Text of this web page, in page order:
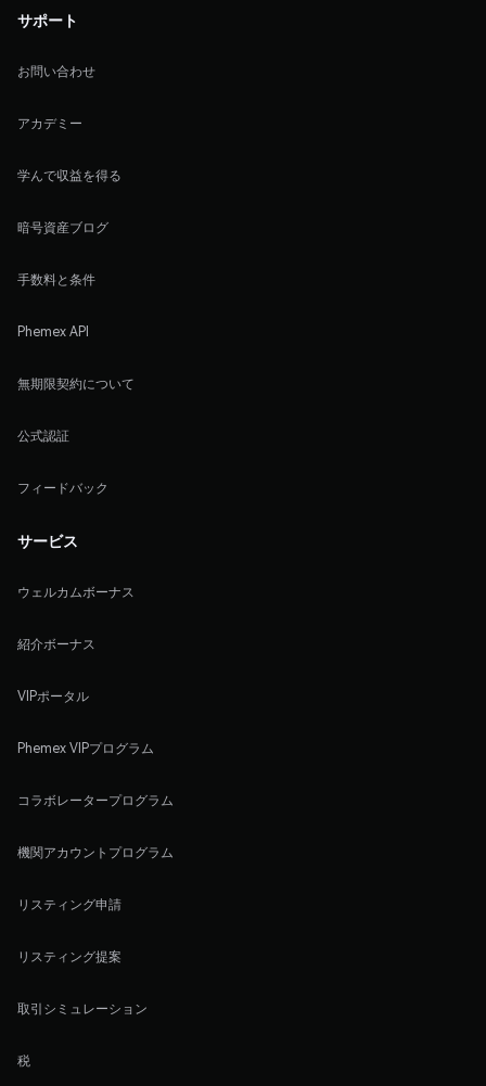
サポート
お問い合わせ
アカデミー
学んで収益を得る
暗号資産ブログ
手数料と条件
Phemex API
無期限契約について
公式認証
フィードバック
サービス
ウェルカムボーナス
紹介ボーナス
VIPポータル
Phemex VIPプログラム
コラボレータープログラム
機関アカウントプログラム
リスティング申請
リスティング提案
取引シミュレーション
税